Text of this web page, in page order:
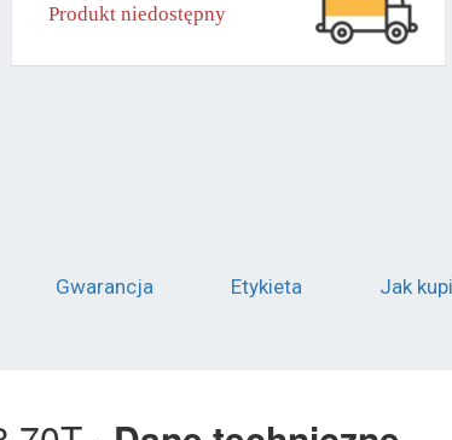
Produkt niedostępny
Gwarancja Etykieta Jak